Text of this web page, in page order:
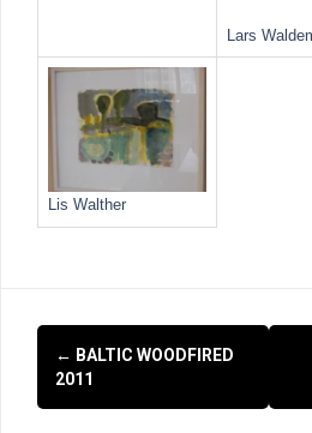
Lars
Lis Walther
Indlægsnavigation
← BALTIC WOODFIRED
2011